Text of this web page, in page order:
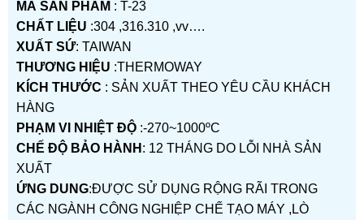
MÃ SẢN PHẨM : T-23
CHẤT LIỆU :304 ,316.310 ,vv….
XUẤT SỨ: TAIWAN
THƯƠNG HIỆU :THERMOWAY
KÍCH THƯỚC : SẢN XUẤT THEO YÊU CẦU KHÁCH
HÀNG
PHẠM VI NHIỆT ĐỘ:-270~1000ºC
CHẾ ĐỘ BẢO HÀNH : 12 THÁNG DO LỖI NHÀ SẢN
XUẤT
ỨNG DUNG:ĐƯỢC SỬ DỤNG RỘNG RÃI TRONG
CÁC NGÀNH CÔNG NGHIỆP CHẾ TẠO MÁY ,LÒ